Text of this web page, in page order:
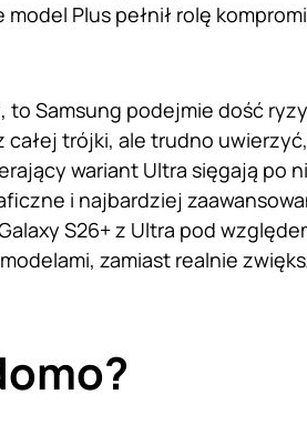
Plus pełnił rolę
Samsung podejmie dość
trójki, ale trudno
wariant Ultra sięgają po
i najbardziej
S26+ z Ultra pod
zamiast realnie